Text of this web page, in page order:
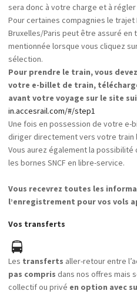
sera donc à votre charge et à
Pour certaines compagnies le trajet
Bruxelles/Paris peut être assuré en
mentionnée lorsque vous cliquez
sélection.
Pour prendre le train, vous
votre e-billet de train,
avant votre voyage sur le site
in.accesrail.com/#/step1
Une fois en possession de votre e-
diriger directement vers votre train
Vous aurez également la
les bornes SNCF en libre-service.
Vous recevrez toutes les
l’enregistrement pour vos vols
Vos transferts
Les transferts aller-retour entre
pas compris dans nos offres mais
collectif ou privé en option avec